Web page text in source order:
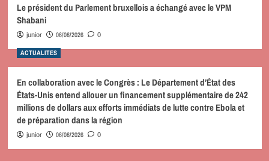
Le président du Parlement bruxellois a échangé avec le VPM
Shabani
junior 06/08/2026 0
ACTUALITES
En collaboration avec le Congrès : Le Département d’État des
États-Unis entend allouer un financement supplémentaire de 242
millions de dollars aux efforts immédiats de lutte contre Ebola et
de préparation dans la région
junior 06/08/2026 0